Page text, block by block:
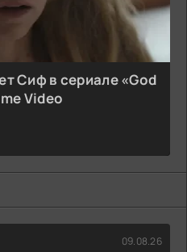
Сиф в сериале «God
Video
09.08.26